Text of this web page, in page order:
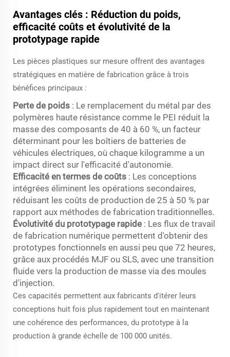
Avantages clés : Réduction du poids,
efficacité coûts et évolutivité de la
prototypage rapide
Les pièces plastiques sur mesure offrent des avantages
stratégiques en matière de fabrication grâce à trois
bénéfices principaux :
Perte de poids : Le remplacement du métal par des
polymères haute résistance comme le PEI réduit la
masse des composants de 40 à 60 %, un facteur
déterminant pour les boîtiers de batteries de
véhicules électriques, où chaque kilogramme a un
impact direct sur l'efficacité d'autonomie.
Efficacité en termes de coûts : Les conceptions
intégrées éliminent les opérations secondaires,
réduisant les coûts de production de 25 à 50 % par
rapport aux méthodes de fabrication traditionnelles.
Évolutivité du prototypage rapide : Les flux de travail
de fabrication numérique permettent d'obtenir des
prototypes fonctionnels en aussi peu que 72 heures,
grâce aux procédés MJF ou SLS, avec une transition
fluide vers la production de masse via des moules
d'injection.
Ces capacités permettent aux fabricants d'itérer leurs
conceptions huit fois plus rapidement tout en maintenant
une cohérence des performances, du prototype à la
production à grande échelle de 100 000 unités.